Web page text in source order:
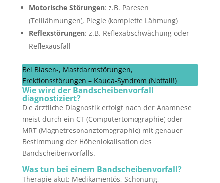
Motorische Störungen: z.B. Paresen
(Teillähmungen), Plegie (komplette Lähmung)
Reflexstörungen: z.B. Reflexabschwächung oder
Reflexausfall
Bei Blasen-, Mastdarmstörungen,
Erektionsstörungen – Kauda-Syndrom (Notfall!)
Wie wird der Bandscheibenvorfall
diagnostiziert?
Die ärztliche Diagnostik erfolgt nach der Anamnese
meist durch ein CT (Computertomographie) oder
MRT (Magnetresonanztomographie) mit genauer
Bestimmung der Höhenlokalisation des
Bandscheibenvorfalls.
Was tun bei einem Bandscheibenvorfall?
Therapie akut: Medikamentös, Schonung,